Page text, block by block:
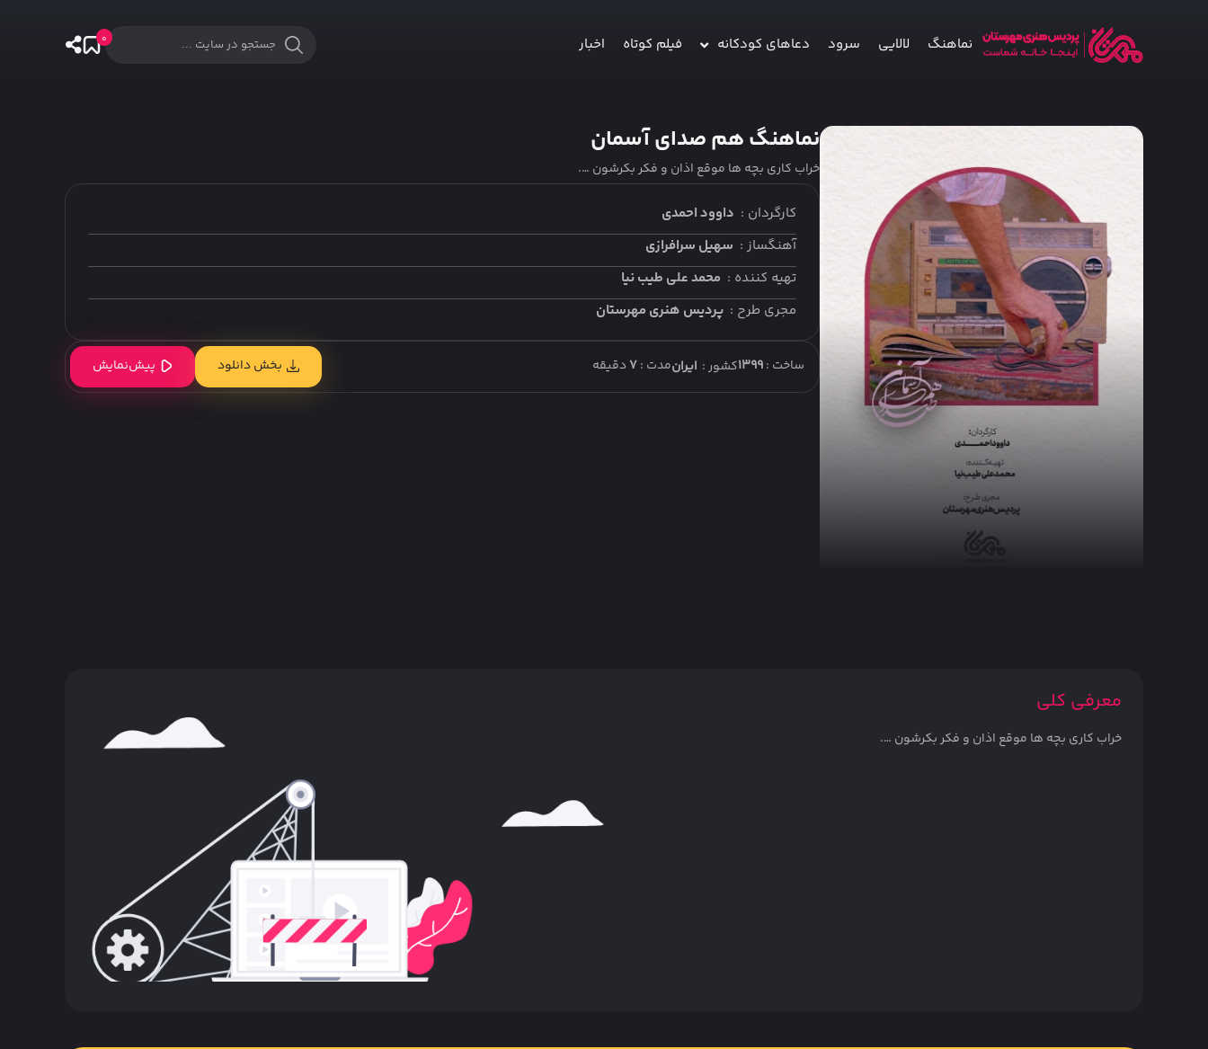
نماهنگ لالایی سرود دعاهای کودکانه فیلم کوتاه اخبار 0
نماهنگ هم صدای آسمان
خراب کاری بچه ها موقع اذان و فکر بکرشون ….
کارگردان : داوود احمدی
آهنگساز : سهیل سرافرازی
تهیه کننده : محمد علی طیب نیا
مجری طرح : پردیس هنری مهرستان
ساخت : کشور : ایرانمدت : دقیقه پیش‌نمایش بخش دانلود
معرفی کلی
خراب کاری بچه ها موقع اذان و فکر بکرشون ….